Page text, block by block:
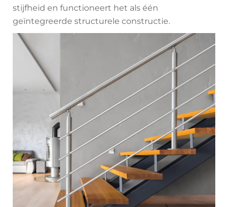
stijfheid en functioneert het als één
geïntegreerde structurele constructie.